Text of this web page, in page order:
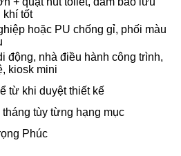
khí tốt
hoặc PU chống gỉ, phối màu
động, nhà điều hành công trình,
kiosk mini
từ khi duyệt thiết kế
tùy từng hạng mục
Phúc